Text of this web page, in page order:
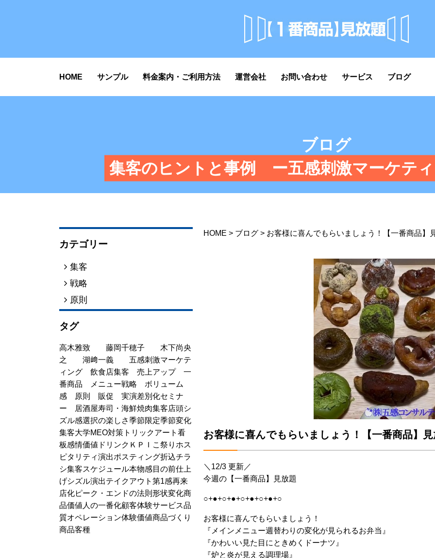
HOME サンプル 料金案内・ご利用方法 運営会社 お問い合わせ サービス ブログ
ブログ
集客のヒントと事例 ー五感刺激マーケテ
カテゴリー
集客
戦略
原則
タグ
高木雅致 藤岡千穂子 木下尚央
之 湖﨑一義 五感刺激マーケテ
ィング 飲食店集客 売上アップ 一
番商品
メニュー戦略 ボリューム
感
原則 販促 実演差別化セミナ
ー
居酒屋寿司・海鮮焼肉集客店頭シ
ズル感選択の楽しさ季節限定季節変化
集客大学MEO対策 トリックアート看
板感情価値 ドリンク ＫＰＩ こ祭り ホス
ピタリティ演出ポスティング折込チラ
シ集客スケジュール本物感目の前仕上
げシズル演出テイクアウト 第1感再来
店化ピーク・エンドの法則 形状変化商
品価値 人の一番化顧客体験サービス品
質オペレーション体験価値商品づくり
商品客種
HOME > ブログ > お客様に喜んでもらいましょう！【一番商品
お客様に喜んでもらいましょう！【一番商品】
＼12/3 更新／
今週の【一番商品】見放題
○+●+○+●+○+●+○+●+○
お客様に喜んでもらいましょう！
『メインメニュー週替わりの変化が見られるお弁当』
『かわいい見た目にときめくドーナツ』
『炉と炎が見える調理場』